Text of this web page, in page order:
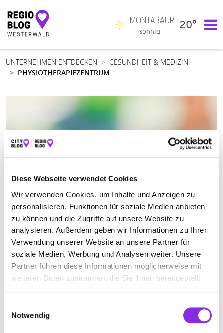
Diese Webseite verwendet Cookies
Wir verwenden Cookies, um Inhalte und Anzeigen zu
personalisieren, Funktionen für soziale Medien anbieten
zu können und die Zugriffe auf unsere Website zu
analysieren. Außerdem geben wir Informationen zu Ihrer
Verwendung unserer Website an unsere Partner für
soziale Medien, Werbung und Analysen weiter. Unsere
Partner führen diese Informationen möglicherweise mit
weiteren Daten zusammen, die Sie ihnen bereitgestellt
Notwendig
Hauptnavigation
MONTABAUR
sonnig
20°
UNTERNEHMEN ENTDECKEN
GESUNDHEIT & MEDIZIN
PHYSIOTHERAPIEZENTRUM
PHYSIOTHERAPIEZENTRUM